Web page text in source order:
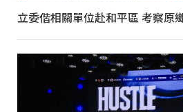
立委偕相關單位赴和平區 考察原